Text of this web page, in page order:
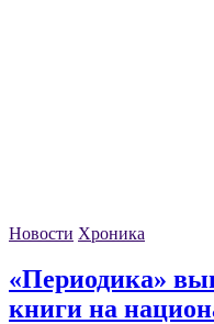
Новости Хроника
«Периодика»
книги на